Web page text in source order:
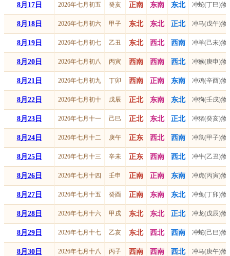
8月17日 2026年七月初五 癸亥 正南 东南 东北 冲蛇(丁巳)煞
8月18日 2026年七月初六 甲子 东北 东北 正北 冲马(戊午)煞
8月19日 2026年七月初七 乙丑 东北 西北 西南 冲羊(己未)煞
8月20日 2026年七月初八 丙寅 西南 西南 西北 冲猴(庚申)煞
8月21日 2026年七月初九 丁卯 西南 正南 东南 冲鸡(辛酉)煞
8月22日 2026年七月初十 戊辰 正北 东南 东北 冲狗(壬戌)煞
8月23日 2026年七月十一 己巳 正北 东北 正北 冲猪(癸亥)煞
8月24日 2026年七月十二 庚午 正东 西北 西南 冲鼠(甲子)煞
8月25日 2026年七月十三 辛未 正东 西南 西北 冲牛(乙丑)煞
8月26日 2026年七月十四 壬申 正南 正南 东南 冲虎(丙寅)煞
8月27日 2026年七月十五 癸酉 正南 东南 东北 冲兔(丁卯)煞
8月28日 2026年七月十六 甲戌 东北 东北 正北 冲龙(戊辰)煞
8月29日 2026年七月十七 乙亥 东北 西北 西南 冲蛇(己巳)煞
8月30日 2026年七月十八 丙子 西南 西南 西北 冲马(庚午)煞